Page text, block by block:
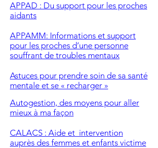
APPAD : Du support pour les proches
aidants
APPAMM: Informations et support
pour les proches d’une personne
souffrant de troubles mentaux
Astuces pour prendre soin de sa santé
mentale et se « recharger »
Autogestion, des moyens pour aller
mieux à ma façon
CALACS : Aide et intervention
auprès des femmes et enfants victime